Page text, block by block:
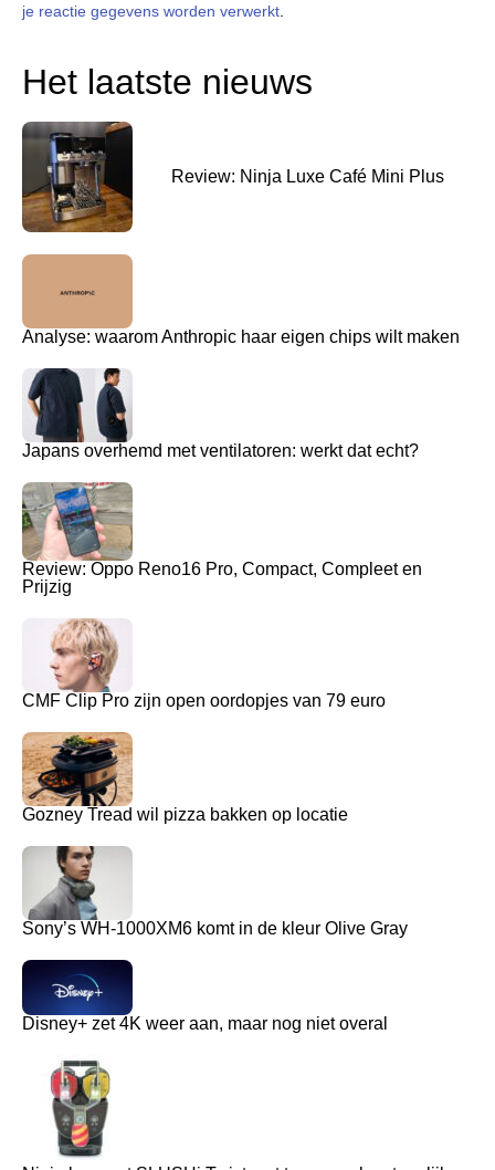
je reactie gegevens worden verwerkt
Het laatste nieuws
Review: Ninja Luxe Café Mini Plus
Analyse: waarom Anthropic haar eigen chips wilt maken
Japans overhemd met ventilatoren: werkt dat echt?
Review: Oppo Reno16 Pro, Compact, Compleet en
Prijzig
CMF Clip Pro zijn open oordopjes van 79 euro
Gozney Tread wil pizza bakken op locatie
Sony’s WH-1000XM6 komt in de kleur Olive Gray
Disney+ zet 4K weer aan, maar nog niet overal